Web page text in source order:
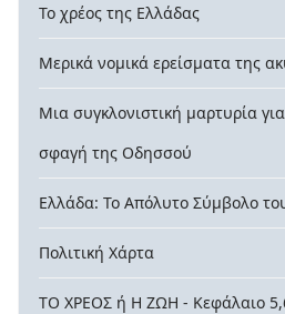
Το χρέος της Ελλάδας
Μερικά νομικά ερείσματα της
Μια συγκλονιστική μαρτυρία
σφαγή της Οδησσού
Ελλάδα: Το Απόλυτο Σύμβολο
Πολιτική Χάρτα
ΤΟ ΧΡΕΟΣ ή Η ΖΩΗ - Κεφάλαιο